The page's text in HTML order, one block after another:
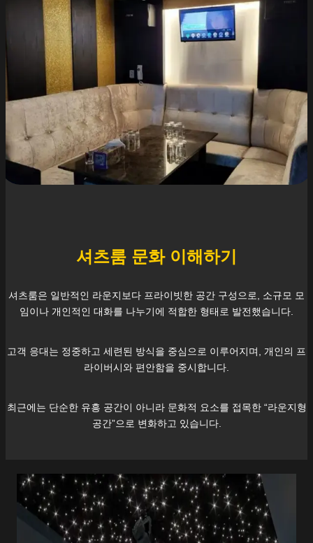
셔츠룸 문화 이해하기
셔츠룸은 일반적인 라운지보다 프라이빗한 공간 구성으로, 소규모 모
임이나 개인적인 대화를 나누기에 적합한 형태로 발전했습니다.
고객 응대는 정중하고 세련된 방식을 중심으로 이루어지며, 개인의 프
라이버시와 편안함을 중시합니다.
최근에는 단순한 유흥 공간이 아니라 문화적 요소를 접목한 “라운지형
공간”으로 변화하고 있습니다.